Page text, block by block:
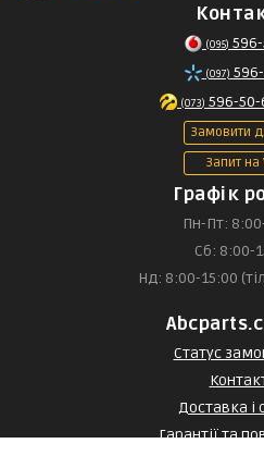
(095)
(097)
(073) 596-50-
Замовити
Запит на
Графік
Пн-Пт:
Сб: 8:00-
Нд: 8:00-15:00
Статус
Доставка і
Гарантії та